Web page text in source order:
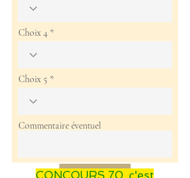
Choix 4
Choix 5
Commentaire éventuel
Envoyer